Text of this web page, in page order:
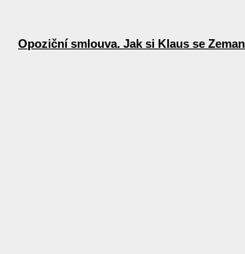
Opoziční smlouva. Jak si Klaus se